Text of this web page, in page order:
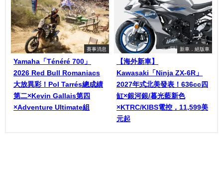
賽事消息
Yamaha「Ténéré 700」
2026 Red Bull Romaniacs
大放異彩！Pol Tarrés總成績
第二×Kevin Gallais第四
×Adventure Ultimate組
新車．絕版車
【海外新車】
Kawasaki「Ninja ZX-6R」
2027年式北美發表！636cc四
缸×銀河銀/暮光藍新色
×KTRC/KIBS電控，11,599美
元起